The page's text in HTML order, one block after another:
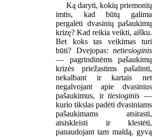
Ką daryti, kokių priemonių
imtis, kad būtų galima
pergalėti dvasinių pašaukimų
krizę? Kad reikia veikti, aišku.
Bet koks tas veikimas turi
būti? Dvejopas: netiesioginis
— pagrindinėms pašaukimų
krizės priežastims pašalinti,
nekalbant ir kartais net
negalvojant apie dvasinius
pašaukimus, irtiesioginis —
kurio tikslas padėti dvasiniams
pašaukimams atsirasti,
atsiskleisti ir klestėti,
panaudojant tam maldą, gyvą